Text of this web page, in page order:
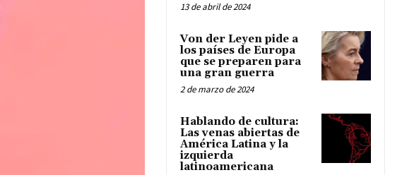
13 de abril de 2024
Von der Leyen pide a
los países de Europa
que se preparen para
una gran guerra
2 de marzo de 2024
Hablando de cultura:
Las venas abiertas de
América Latina y la
izquierda
latinoamericana